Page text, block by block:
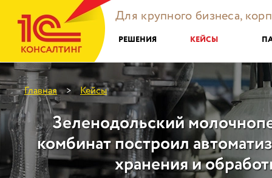
Для крупного бизнеса,
РЕШЕНИЯ КЕЙСЫ
Главная > Кейсы
Зеленодольский
комбинат построил
хранения и